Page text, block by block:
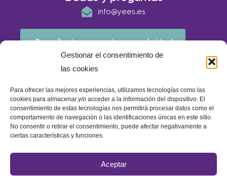
Gestionar el consentimiento de
las cookies
Para ofrecer las mejores experiencias, utilizamos tecnologías como las
cookies para almacenar y/o acceder a la información del dispositivo. El
consentimiento de estas tecnologías nos permitirá procesar datos como el
comportamiento de navegación o las identificaciones únicas en este sitio.
No consentir o retirar el consentimiento, puede afectar negativamente a
ciertas características y funciones.
Aceptar
info@yees.es
¡Suscríbete a nuestra newsletter!